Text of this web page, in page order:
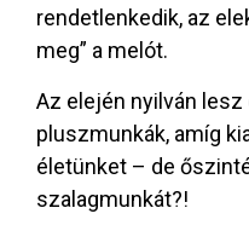
rendetlenkedik, az
meg” a melót.
Az elején nyilván
pluszmunkák, amíg
életünket – de
szalagmunkát?!